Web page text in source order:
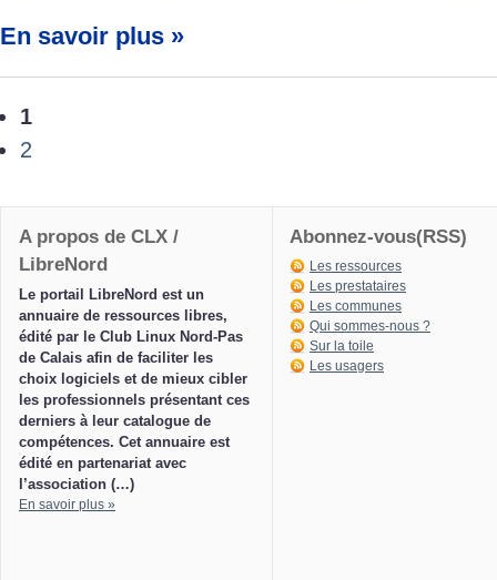
En savoir plus »
1
2
A propos de CLX /
LibreNord
Le portail LibreNord est un
annuaire de ressources libres,
édité par le Club Linux Nord-Pas
de Calais afin de faciliter les
choix logiciels et de mieux cibler
les professionnels présentant ces
derniers à leur catalogue de
compétences. Cet annuaire est
édité en partenariat avec
l’association (…)
En savoir plus »
Abonnez-vous(RSS)
Les ressources
Les prestataires
Les communes
Qui sommes-nous ?
Sur la toile
Les usagers